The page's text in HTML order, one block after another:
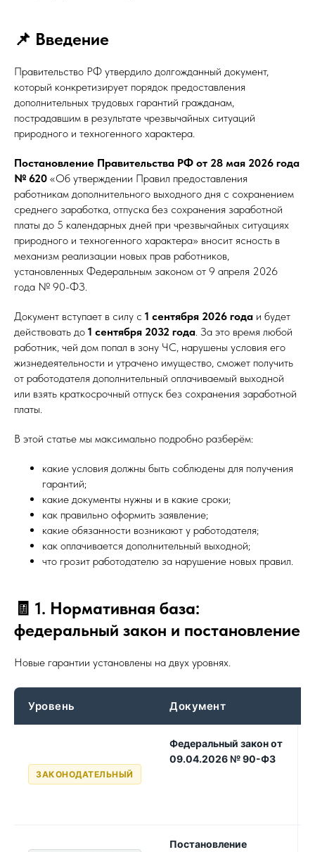
📌 Введение
Правительство РФ утвердило долгожданный документ,
который конкретизирует порядок предоставления
дополнительных трудовых гарантий гражданам,
пострадавшим в результате чрезвычайных ситуаций
природного и техногенного характера.
Постановление Правительства РФ от 28 мая 2026 года
№ 620 «Об утверждении Правил предоставления
работникам дополнительного выходного дня с сохранением
среднего заработка, отпуска без сохранения заработной
платы до 5 календарных дней при чрезвычайных ситуациях
природного и техногенного характера» вносит ясность в
механизм реализации новых прав работников,
установленных Федеральным законом от 9 апреля 2026
года № 90-ФЗ.
Документ вступает в силу с 1 сентября 2026 года и будет
действовать до 1 сентября 2032 года . За это время любой
работник, чей дом попал в зону ЧС, нарушены условия его
жизнедеятельности и утрачено имущество, сможет получить
от работодателя дополнительный оплачиваемый выходной
или взять краткосрочный отпуск без сохранения заработной
платы.
В этой статье мы максимально подробно разберём:
какие условия должны быть соблюдены для получения
гарантий;
какие документы нужны и в какие сроки;
как правильно оформить заявление;
какие обязанности возникают у работодателя;
как оплачивается дополнительный выходной;
что грозит работодателю за нарушение новых правил.
🧾 1. Нормативная база:
федеральный закон и постановление
Новые гарантии установлены на двух уровнях.
Уровень Документ
ЗАКОНОДАТЕЛЬНЫЙ
Федеральный закон от
09.04.2026 № 90-ФЗ
Постановление